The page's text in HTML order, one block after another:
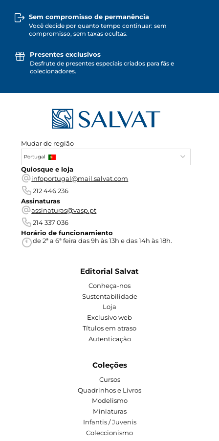
Sem compromisso de permanência
Você decide por quanto tempo continuar: sem
compromisso, sem taxas ocultas.
Presentes exclusivos
Desfrute de presentes especiais criados para fãs e
colecionadores.
Mudar de região
Portugal
Quiosque e loja
infoportugal@mail.salvat.com
212 446 236
Assinaturas
assinaturas@vasp.pt
214 337 036
Horário de funcionamiento
de 2ª a 6ª feira das 9h às 13h e das 14h às 18h.
Editorial Salvat
Conheça-nos
Sustentabilidade
Loja
Exclusivo web
Títulos em atraso
Autenticação
Coleções
Cursos
Quadrinhos e Livros
Modelismo
Miniaturas
Infantis / Juvenis
Coleccionismo